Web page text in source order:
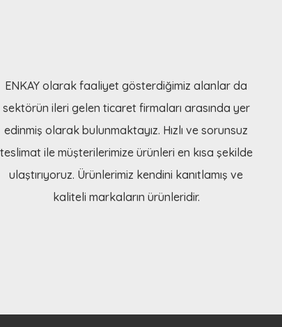
ENKAY olarak faaliyet gösterdiğimiz alanlar da
sektörün ileri gelen ticaret firmaları arasında yer
edinmiş olarak bulunmaktayız. Hızlı ve sorunsuz
teslimat ile müşterilerimize ürünleri en kısa şekilde
ulaştırıyoruz. Ürünlerimiz kendini kanıtlamış ve
kaliteli markaların ürünleridir.